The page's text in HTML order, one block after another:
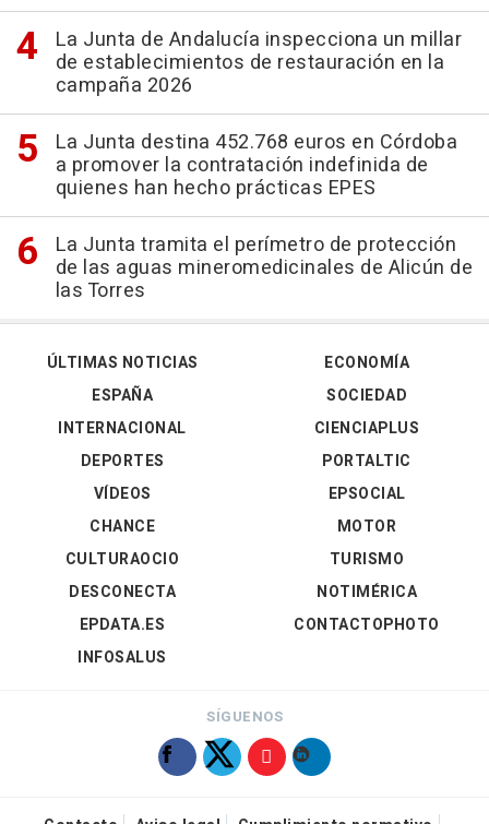
La Junta de Andalucía inspecciona un millar
de establecimientos de restauración en la
campaña 2026
La Junta destina 452.768 euros en Córdoba
a promover la contratación indefinida de
quienes han hecho prácticas EPES
La Junta tramita el perímetro de protección
de las aguas mineromedicinales de Alicún de
las Torres
ÚLTIMAS NOTICIAS
ESPAÑA
INTERNACIONAL
DEPORTES
VÍDEOS
ECONOMÍA
SOCIEDAD
CIENCIAPLUS
PORTALTIC
EPSOCIAL
CHANCE
CULTURAOCIO
DESCONECTA
EPDATA.ES
INFOSALUS
MOTOR
TURISMO
NOTIMÉRICA
CONTACTOPHOTO
SÍGUENOS